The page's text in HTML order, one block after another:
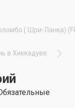
( Шри-Ланка)
в Хиккадуве